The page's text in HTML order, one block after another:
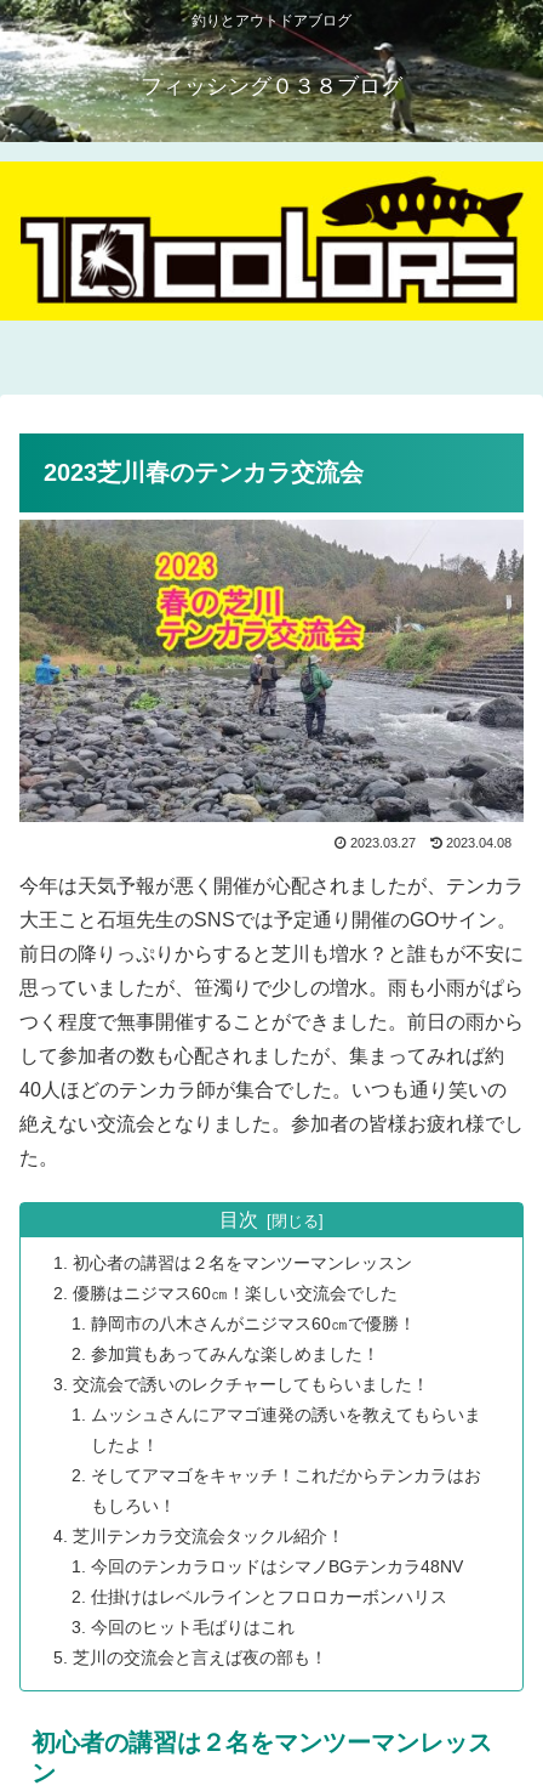
釣りとアウトドアブログ
フィッシング０３８ブログ
2023芝川春のテンカラ交流会
2023.03.27 2023.04.08
今年は天気予報が悪く開催が心配されましたが、テンカラ
大王こと石垣先生のSNSでは予定通り開催のGOサイン。
前日の降りっぷりからすると芝川も増水？と誰もが不安に
思っていましたが、笹濁りで少しの増水。雨も小雨がぱら
つく程度で無事開催することができました。前日の雨から
して参加者の数も心配されましたが、集まってみれば約
40人ほどのテンカラ師が集合でした。いつも通り笑いの
絶えない交流会となりました。参加者の皆様お疲れ様でし
た。
目次
初心者の講習は２名をマンツーマンレッスン
優勝はニジマス60㎝！楽しい交流会でした
静岡市の八木さんがニジマス60㎝で優勝！
参加賞もあってみんな楽しめました！
交流会で誘いのレクチャーしてもらいました！
ムッシュさんにアマゴ連発の誘いを教えてもらいま
したよ！
そしてアマゴをキャッチ！これだからテンカラはお
もしろい！
芝川テンカラ交流会タックル紹介！
今回のテンカラロッドはシマノBGテンカラ48NV
仕掛けはレベルラインとフロロカーボンハリス
今回のヒット毛ばりはこれ
芝川の交流会と言えば夜の部も！
初心者の講習は２名をマンツーマンレッス
ン